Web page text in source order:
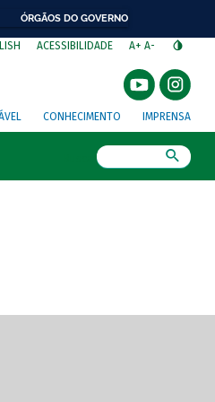
ÓRGÃOS DO GOVERNO
ACESSIBILIDADE A+ A-
CONHECIMENTO IMPRENSA